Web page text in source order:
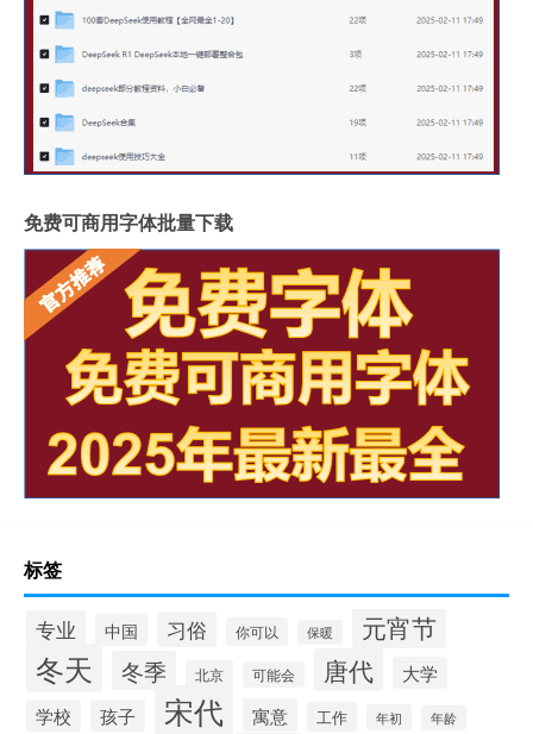
免费可商用字体批量下载
标签
专业 中国 习俗 你可以 保暖 元宵节
冬天 冬季 北京 可能会 唐代
大学
学校
孩子 宋代 寓意 工作 年初 年龄